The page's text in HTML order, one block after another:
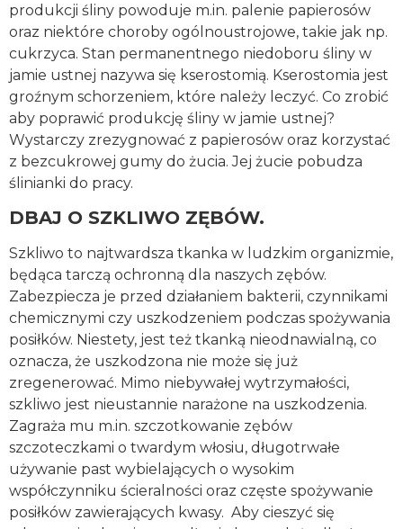
produkcji śliny powoduje m.in. palenie papierosów
oraz niektóre choroby ogólnoustrojowe, takie jak np.
cukrzyca. Stan permanentnego niedoboru śliny w
jamie ustnej nazywa się kserostomią. Kserostomia jest
groźnym schorzeniem, które należy leczyć. Co zrobić
aby poprawić produkcję śliny w jamie ustnej?
Wystarczy zrezygnować z papierosów oraz korzystać
z bezcukrowej gumy do żucia. Jej żucie pobudza
ślinianki do pracy.
DBAJ O SZKLIWO ZĘBÓW.
Szkliwo to najtwardsza tkanka w ludzkim organizmie,
będąca tarczą ochronną dla naszych zębów.
Zabezpiecza je przed działaniem bakterii, czynnikami
chemicznymi czy uszkodzeniem podczas spożywania
posiłków. Niestety, jest też tkanką nieodnawialną, co
oznacza, że uszkodzona nie może się już
zregenerować. Mimo niebywałej wytrzymałości,
szkliwo jest nieustannie narażone na uszkodzenia.
Zagraża mu m.in. szczotkowanie zębów
szczoteczkami o twardym włosiu, długotrwałe
używanie past wybielających o wysokim
współczynniku ścieralności oraz częste spożywanie
posiłków zawierających kwasy. Aby cieszyć się